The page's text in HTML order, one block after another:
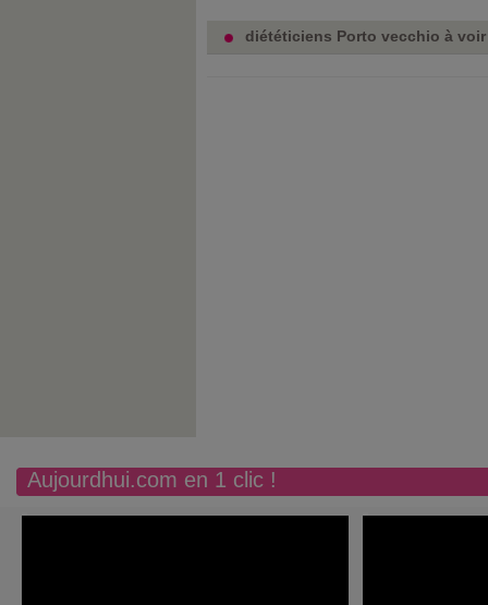
diététiciens Porto vecchio à
Aujourdhui.com en 1 clic !